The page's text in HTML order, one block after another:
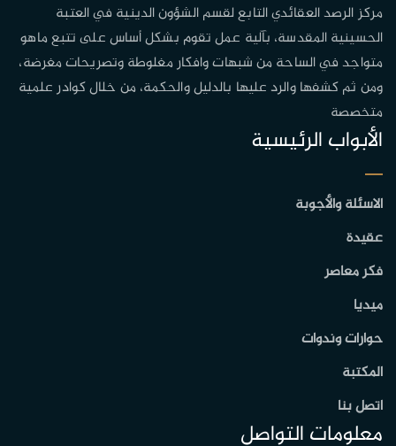
مركز الرصد العقائدي التابع لقسم الشؤون الدينية في العتبة
الحسينية المقدسة، بآلية عمل تقوم بشكل أساس على تتبع ماهو
متواجد في الساحة من شبهات وافكار مغلوطة وتصريحات مغرضة،
ومن ثم كشفها والرد عليها بالدليل والحكمة، من خلال كوادر علمية
متخصصة
الأبواب الرئيسية
الاسئلة والأجوبة
عقيدة
فكر معاصر
ميديا
حوارات وندوات
المكتبة
اتصل بنا
معلومات التواصل